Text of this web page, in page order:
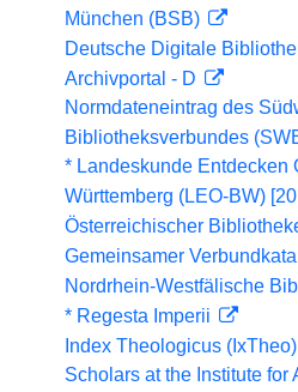
München (BSB)
Deutsche Digitale
Archivportal - D
Normdateneintrag des
Bibliotheksverbundes
* Landeskunde Entdecken
Württemberg (LEO-BW)
Österreichischer
Gemeinsamer
Nordrhein-Westfälische
* Regesta Imperii
Index Theologicus (IxTheo)
Scholars at the Institute for